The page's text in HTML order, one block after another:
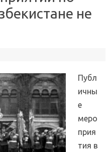
не
Публ
ичны
е
меро
прия
тия в